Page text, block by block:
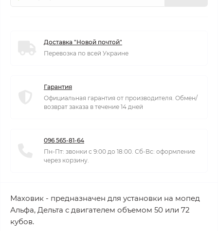
Доставка "Новой почтой"
Перевозка по всей Украине
Гарантия
Официальная гарантия от производителя. Обмен/
возврат заказа в течение 14 дней
096 565-81-64
Пн-Пт: звонки с 9:00 до 18:00. Сб-Вс: оформление
через корзину.
Маховик - предназначен для установки на мопед
Альфа, Дельта с двигателем объемом 50 или 72
кубов.